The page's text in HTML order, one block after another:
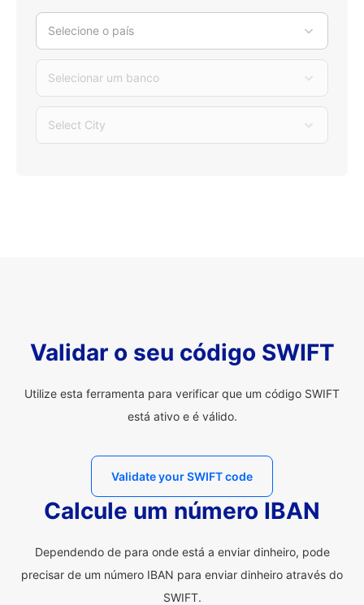
Selecione o país
Selecionar um banco
Select City
Validar o seu código SWIFT
Utilize esta ferramenta para verificar que um código SWIFT
está ativo e é válido.
Validate your SWIFT code
Calcule um número IBAN
Dependendo de para onde está a enviar dinheiro, pode
precisar de um número IBAN para enviar dinheiro através do
SWIFT.